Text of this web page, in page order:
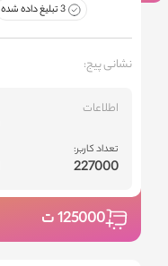
3 تبلیغ داده شده
نشانی پیج:
اطلاعات
تعداد کاربر:
227000
125000ت